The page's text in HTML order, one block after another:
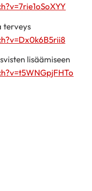
terveys
lisäämiseen